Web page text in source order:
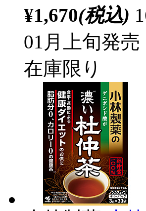
¥1,670(税込)
01月上旬発売
在庫限り